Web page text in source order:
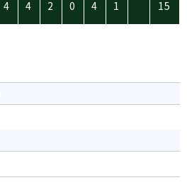
4 4 2 0 4 1 15